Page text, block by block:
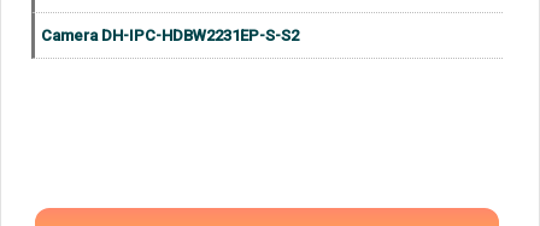
Camera DH-IPC-HDBW2231EP-S-S2